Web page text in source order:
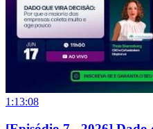
1:13:08